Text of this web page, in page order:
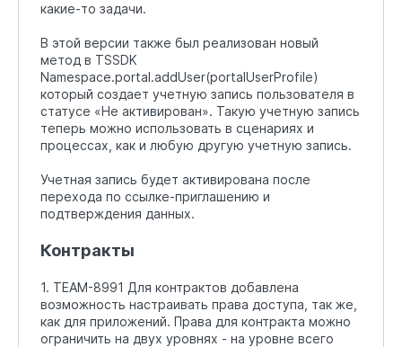
какие-то задачи.
В этой версии также был реализован новый
метод в TSSDK
Namespace.portal.addUser(portalUserProfile)
который создает учетную запись пользователя в
статусе «Не активирован». Такую учетную запись
теперь можно использовать в сценариях и
процессах, как и любую другую учетную запись.
Учетная запись будет активирована после
перехода по ссылке-приглашению и
подтверждения данных.
Контракты
1. TEAM-8991 Для контрактов добавлена
возможность настраивать права доступа, так же,
как для приложений. Права для контракта можно
ограничить на двух уровнях - на уровне всего